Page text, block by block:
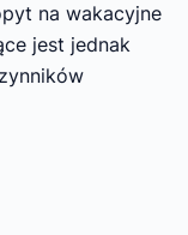
na wakacyjne
jest jednak